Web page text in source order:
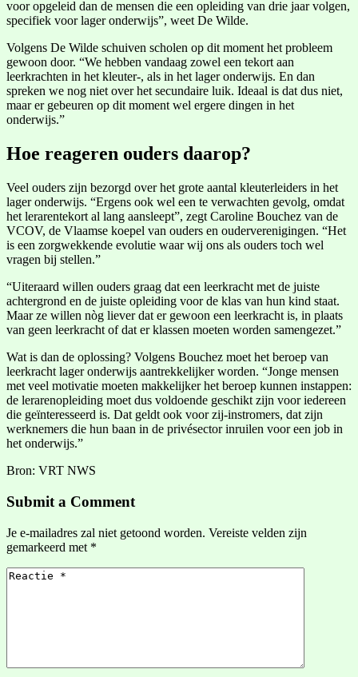
voor opgeleid dan de mensen die een opleiding van drie jaar volgen,
specifiek voor lager onderwijs”, weet De Wilde.
Volgens De Wilde schuiven scholen op dit moment het probleem
gewoon door. “We hebben vandaag zowel een tekort aan
leerkrachten in het kleuter-, als in het lager onderwijs. En dan
spreken we nog niet over het secundaire luik. Ideaal is dat dus niet,
maar er gebeuren op dit moment wel ergere dingen in het
onderwijs.”
Hoe reageren ouders daarop?
Veel ouders zijn bezorgd over het grote aantal kleuterleiders in het
lager onderwijs. “Ergens ook wel een te verwachten gevolg, omdat
het lerarentekort al lang aansleept”, zegt Caroline Bouchez van de
VCOV, de Vlaamse koepel van ouders en ouderverenigingen. “Het
is een zorgwekkende evolutie waar wij ons als ouders toch wel
vragen bij stellen.”
“Uiteraard willen ouders graag dat een leerkracht met de juiste
achtergrond en de juiste opleiding voor de klas van hun kind staat.
Maar ze willen nòg liever dat er gewoon een leerkracht is, in plaats
van geen leerkracht of dat er klassen moeten worden samengezet.”
Wat is dan de oplossing? Volgens Bouchez moet het beroep van
leerkracht lager onderwijs aantrekkelijker worden. “Jonge mensen
met veel motivatie moeten makkelijker het beroep kunnen instappen:
de lerarenopleiding moet dus voldoende geschikt zijn voor iedereen
die geïnteresseerd is. Dat geldt ook voor zij-instromers, dat zijn
werknemers die hun baan in de privésector inruilen voor een job in
het onderwijs.”
Bron: VRT NWS
Submit a Comment
Je e-mailadres zal niet getoond worden. Vereiste velden zijn
gemarkeerd met *